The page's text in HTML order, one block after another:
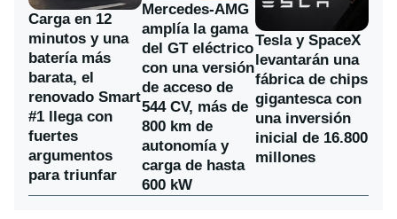
Carga en 12
minutos y una
batería más
barata, el
renovado Smart
#1 llega con
fuertes
argumentos
para triunfar
Mercedes-AMG
amplía la gama
del GT eléctrico
con una versión
de acceso de
544 CV, más de
800 km de
autonomía y
carga de hasta
600 kW
Tesla y SpaceX
levantarán una
fábrica de chips
gigantesca con
una inversión
inicial de 16.800
millones